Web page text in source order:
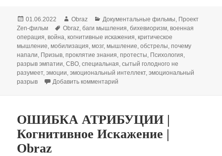
Опубликовано
01.06.2022 Автор
Obraz Рубрики
Документальные фильмы, Проект
Zen-фильм
Метки
Obraz,баги мышления,бихевиоризм,военная
операция,война,когнитивные искажения,критическое
мышление,мобилизация,мозг,мышление,обстрелы,почему
напали, Призыв,проклятие знания,протесты, Психология,
разрыв эмпатии,СВО,специальная,сытый голодного не
разумеет,эмоции,эмоциональный интеллект,эмоциональный
разрыв
Добавить комментарий
ОШИБКА АТРИБУЦИИ |
Когнитивное Искажение |
Obraz